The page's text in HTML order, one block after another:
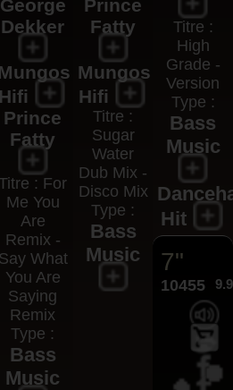
George
Dekker
Hifi
Prince
Fatty
: For
Me You
Are
Remix -
Say What
You Are
Saying
Remix
Type :
Bass
Music
Prince
Fatty
Mungos
Hifi
Titre :
Sugar
Water
Dub Mix -
Disco Mix
Type :
Bass
Music
Titre :
High
Grade -
Version
Type :
Bass
Music
Hit
7"
10455